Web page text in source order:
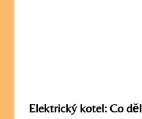
Elektrický kotel: Co